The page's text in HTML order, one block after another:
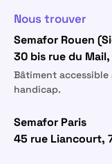
Nous trouver
Semafor Rouen
30 bis rue du Mail,
Bâtiment
handicap.
Semafor Paris
45 rue Liancourt,